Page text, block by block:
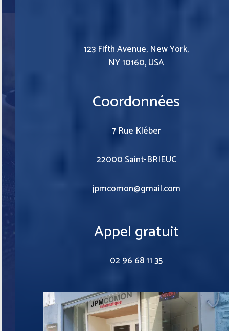
123 Fifth Avenue, New York,
NY 10160, USA
Coordonnées
7 Rue Kléber
22000 Saint-BRIEUC
jpmcomon@gmail.com
Appel gratuit
02 96 68 11 35